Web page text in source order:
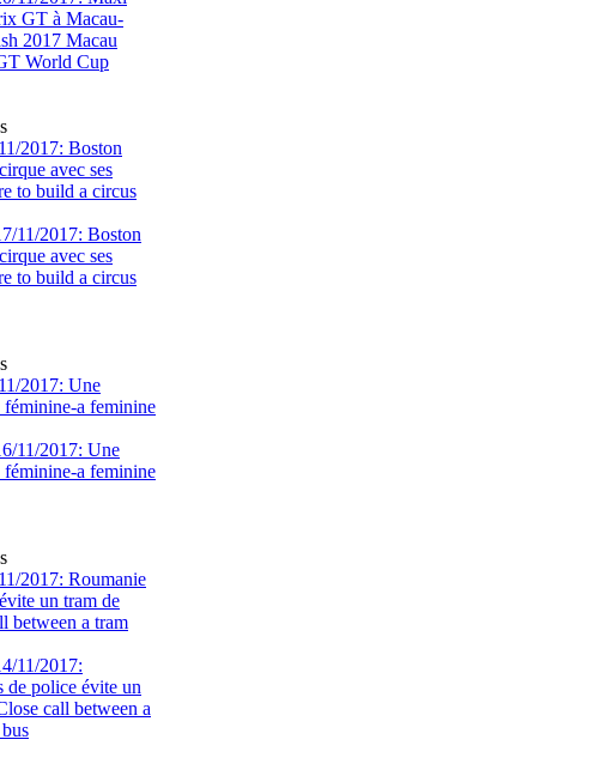
2017: Boston
avec ses
to build a circus
2017: Une
a feminine
2017: Roumanie
un tram de
between a tram